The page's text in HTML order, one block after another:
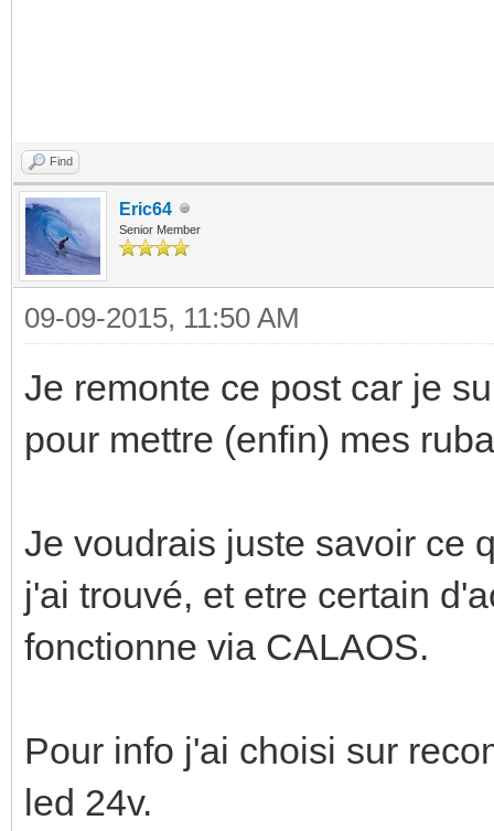
Find
Eric64
Senior Member
09-09-2015, 11:50 AM
Je remonte ce post car je
pour mettre (enfin) mes
Je voudrais juste savoir ce
j'ai trouvé, et etre certain
fonctionne via CALAOS.
Pour info j'ai choisi sur
led 24v.